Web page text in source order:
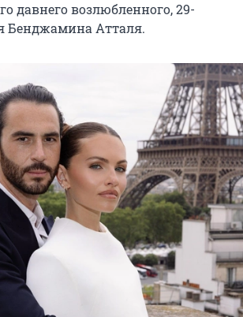
давнего возлюбленного, 29-
Бенджамина Атталя.